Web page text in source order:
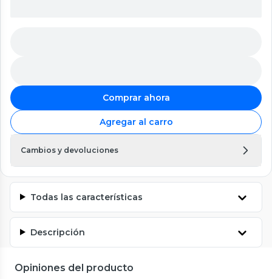
Comprar ahora
Agregar al carro
Cambios y devoluciones
Todas las características
Descripción
Opiniones del producto